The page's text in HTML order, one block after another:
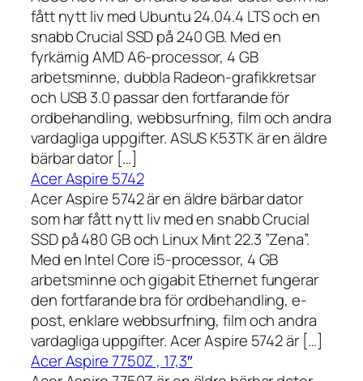
fått nytt liv med Ubuntu 24.04.4 LTS och en
snabb Crucial SSD på 240 GB. Med en
fyrkärnig AMD A6-processor, 4 GB
arbetsminne, dubbla Radeon-grafikkretsar
och USB 3.0 passar den fortfarande för
ordbehandling, webbsurfning, film och andra
vardagliga uppgifter. ASUS K53TK är en äldre
bärbar dator […]
Acer Aspire 5742
Acer Aspire 5742 är en äldre bärbar dator
som har fått nytt liv med en snabb Crucial
SSD på 480 GB och Linux Mint 22.3 ”Zena”.
Med en Intel Core i5-processor, 4 GB
arbetsminne och gigabit Ethernet fungerar
den fortfarande bra för ordbehandling, e-
post, enklare webbsurfning, film och andra
vardagliga uppgifter. Acer Aspire 5742 är […]
Acer Aspire 7750Z , 17,3″